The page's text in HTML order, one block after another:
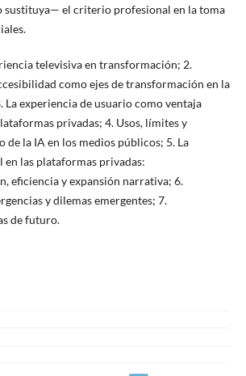
sustituya— el criterio profesional en la toma
televisiva en transformación; 2.
como ejes de transformación en la
experiencia de usuario como ventaja
privadas; 4. Usos, límites y
de la IA en los medios públicos; 5. La
las plataformas privadas:
eficiencia y expansión narrativa; 6.
y dilemas emergentes; 7.
de futuro.